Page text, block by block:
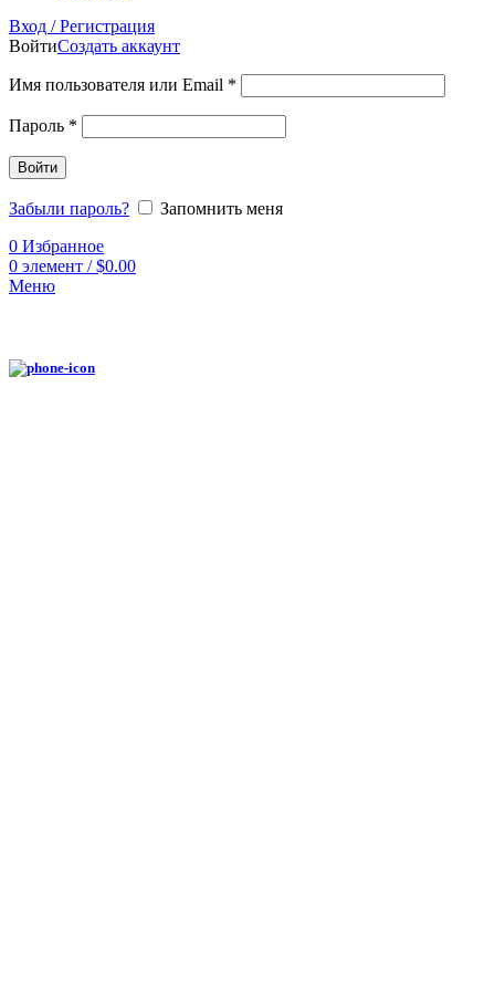
Вход / Регистрация
ВойтиСоздать аккаунт
Имя пользователя или Email *
Пароль *
Войти
Забыли пароль?
Запомнить меня
0 Избранное
0 элемент / $0.00
Меню